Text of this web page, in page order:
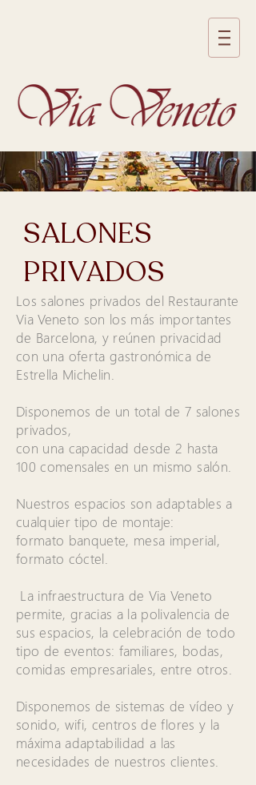
SALONES
PRIVADOS
Los salones privados del Restaurante
Via Veneto son los más importantes
de Barcelona, y reúnen privacidad
con una oferta gastronómica de
Estrella Michelin.
Disponemos de un total de 7 salones
privados,
con una capacidad desde 2 hasta
100 comensales en un mismo salón.
Nuestros espacios son adaptables a
cualquier tipo de montaje:
formato banquete, mesa imperial,
formato cóctel.
La infraestructura de Via Veneto
permite, gracias a la polivalencia de
sus espacios, la celebración de todo
tipo de eventos: familiares, bodas,
comidas empresariales, entre otros.
Disponemos de sistemas de vídeo y
sonido, wifi, centros de flores y la
máxima adaptabilidad a las
necesidades de nuestros clientes.